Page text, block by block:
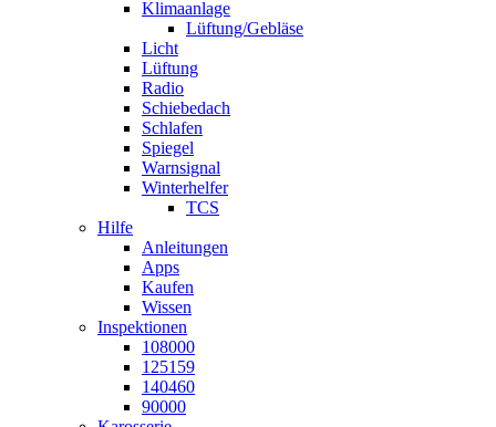
Klimaanlage
Lüftung/Gebläse
Licht
Lüftung
Radio
Schiebedach
Schlafen
Spiegel
Warnsignal
Winterhelfer
TCS
Hilfe
Anleitungen
Apps
Kaufen
Wissen
Inspektionen
108000
125159
140460
90000